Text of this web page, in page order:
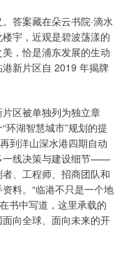
答案藏在朵云书院·滴水
宇，近观是碧波荡漾的
，恰是浦东发展的生动
新片区自 2019 年揭牌
区被单独列为独立章
环湖智慧城市”规划的提
到洋山深水港四期自动
一线决策与建设细节——
、工程师、招商团队和
料。“临港不只是一个地
书中写道，这里承载的
向全球、面向未来的开